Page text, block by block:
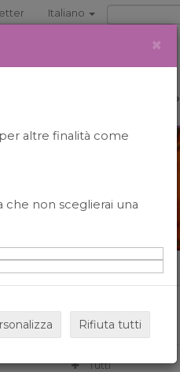
Italiano
BOOKSHOP
ARCHIVIO
Tutti
×
altre finalità come
che non sceglierai una
Rifiuta tutti